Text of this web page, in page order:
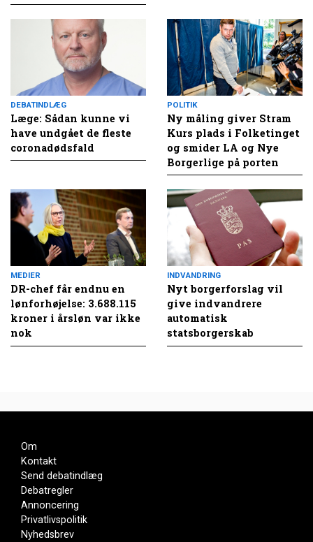
DEBATINDLÆG
Læge: Sådan kunne vi
have undgået de fleste
coronadødsfald
POLITIK
Ny måling giver Stram
Kurs plads i Folketinget
og smider LA og Nye
Borgerlige på porten
MEDIER
DR-chef får endnu en
lønforhøjelse: 3.688.115
kroner i årsløn var ikke
nok
INDVANDRING
Nyt borgerforslag vil
give indvandrere
automatisk
statsborgerskab
Om
Kontakt
Send debatindlæg
Debatregler
Annoncering
Privatlivspolitik
Nyhedsbrev